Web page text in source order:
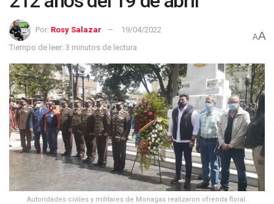
Por: Rosy Salazar
19/04/2022
Tiempo de leer: 3 minutos de lectura
AA
Autoridades civiles y militares de Monagas realizaron ofrenda floral.